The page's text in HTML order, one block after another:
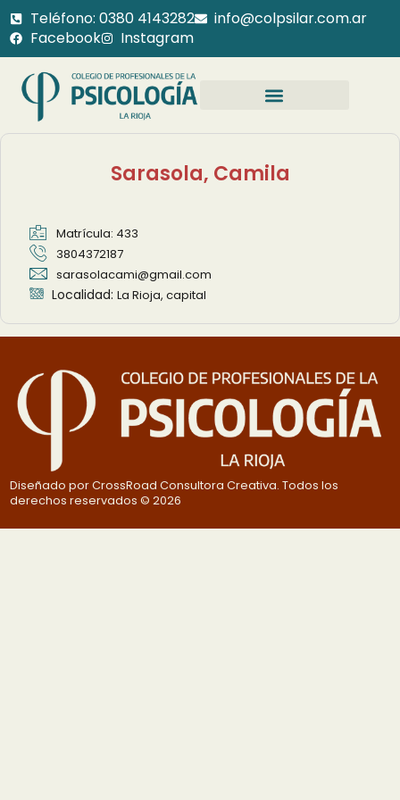
Teléfono: 0380 4143282
info@colpsilar.com.ar
Facebook
Instagram
Sarasola, Camila
Matrícula: 433
3804372187
sarasolacami@gmail.com
Localidad:La Rioja, capital
Diseñado por CrossRoad Consultora Creativa. Todos los
derechos reservados © 2026